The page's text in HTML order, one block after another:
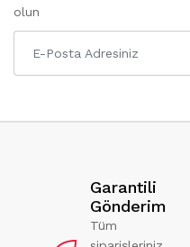
olun
Garantili
Gönderim
Tüm